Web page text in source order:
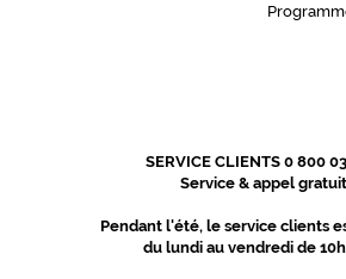
SERVICE CLIENTS 0 800
Service & appel
Pendant l'été, le service clients
du lundi au vendredi de 10h